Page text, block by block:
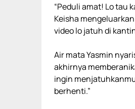
“Peduli amat! Lo tau
Keisha
video lo jatuh di
Air mata Yasmin
akhirnya
ingin
berhenti.”